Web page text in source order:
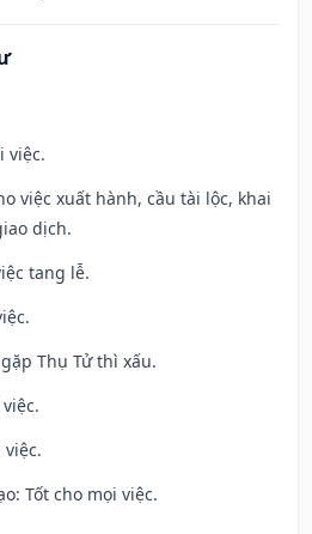
việc.
việc xuất hành, cầu tài lộc, khai
dịch.
tang lễ.
Thụ Tử thì xấu.
việc.
Tốt cho mọi việc.